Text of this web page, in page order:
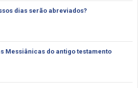
dias serão abreviados?
Messiânicas do antigo testamento